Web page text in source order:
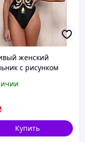
женский
с рисунком
Купить